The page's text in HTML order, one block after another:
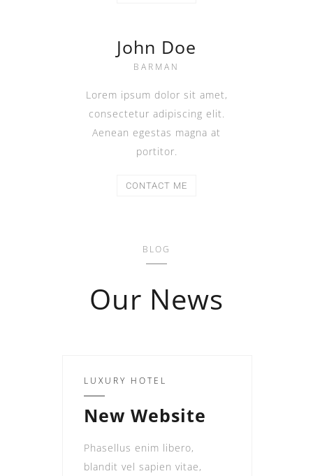
John Doe
BARMAN
Lorem ipsum dolor sit amet,
consectetur adipiscing elit.
Aenean egestas magna at
portitor.
CONTACT ME
BLOG
Our News
LUXURY HOTEL
New Website
Phasellus enim libero,
blandit vel sapien vitae,